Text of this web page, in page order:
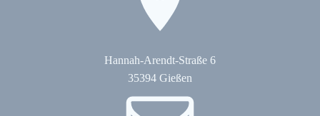
Hannah-Arendt-Straße 6
35394 Gießen